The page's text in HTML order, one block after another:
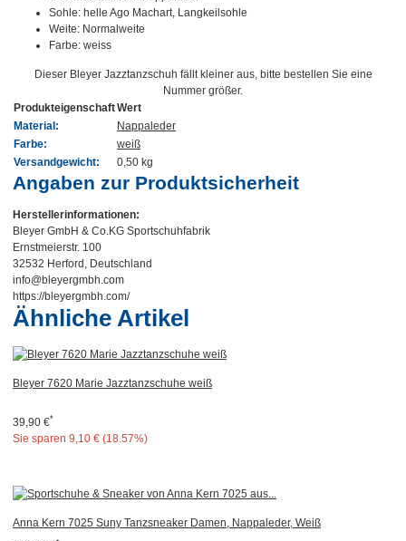
Sohle: helle Ago Machart, Langkeilsohle
Weite: Normalweite
Farbe: weiss
Dieser Bleyer Jazztanzschuh fällt kleiner aus, bitte bestellen Sie eine
Nummer größer.
ProdukteigenschaftWert
Material:
Nappaleder
Farbe:
weiß
Versandgewicht:
0,50 kg
Angaben zur Produktsicherheit
Herstellerinformationen:
Bleyer GmbH & Co.KG Sportschuhfabrik
Ernstmeierstr. 100
32532 Herford, Deutschland
info@bleyergmbh.com
https://bleyergmbh.com/
Ähnliche Artikel
Bleyer 7620 Marie Jazztanzschuhe weiß
39,90 €*
Sie sparen 9,10 € (18.57%)
Anna Kern 7025 Suny Tanzsneaker Damen, Nappaleder, Weiß